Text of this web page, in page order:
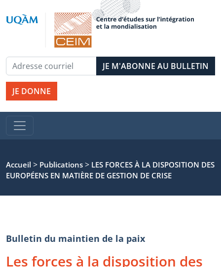
JE DONNE
Accueil > Publications > LES FORCES À LA DISPOSITION DES
EUROPÉENS EN MATIÈRE DE GESTION DE CRISE
Bulletin du maintien de la paix
Les forces à la disposition des